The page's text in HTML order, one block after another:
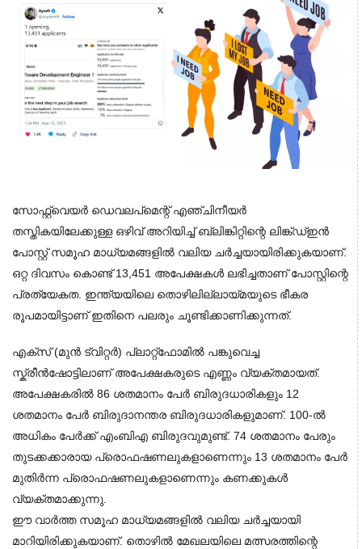
സോഫ്റ്റ്‌വെയർ ഡെവലപ്‌മെന്റ് എഞ്ചിനീയർ
തസ്തികയിലേക്കുള്ള ഒഴിവ് അറിയിച്ച് ബ്ലിങ്കിറ്റിന്റെ ലിങ്ക്ഡ്ഇൻ
പോസ്റ്റ് സമൂഹ മാധ്യമങ്ങളിൽ വലിയ ചർച്ചയായിരിക്കുകയാണ്.
ഒറ്റ ദിവസം കൊണ്ട് 13,451 അപേക്ഷകൾ ലഭിച്ചതാണ് പോസ്റ്റിന്റെ
പ്രത്യേകത. ഇന്ത്യയിലെ തൊഴിലില്ലായ്മയുടെ ഭീകര
രൂപമായിട്ടാണ് ഇതിനെ പലരും ചൂണ്ടിക്കാണിക്കുന്നത്.
എക്സ് (മുൻ ട്വിറ്റർ) പ്ലാറ്റ്‌ഫോമിൽ പങ്കുവെച്ച
സ്ക്രീൻഷോട്ടിലാണ് അപേക്ഷകരുടെ എണ്ണം വ്യക്തമായത്.
അപേക്ഷകരിൽ 86 ശതമാനം പേർ ബിരുദധാരികളും 12
ശതമാനം പേർ ബിരുദാനന്തര ബിരുദധാരികളുമാണ്. 100-ൽ
അധികം പേർക്ക് എംബിഎ ബിരുദവുമുണ്ട്. 74 ശതമാനം പേരും
തുടക്കക്കാരായ പ്രൊഫഷണലുകളാണെന്നും 13 ശതമാനം പേർ
മുതിർന്ന പ്രൊഫഷണലുകളാണെന്നും കണക്കുകൾ
വ്യക്തമാക്കുന്നു.
ഈ വാർത്ത സമൂഹ മാധ്യമങ്ങളിൽ വലിയ ചർച്ചയായി
മാറിയിരിക്കുകയാണ്. തൊഴിൽ മേഖലയിലെ മത്സരത്തിന്റെ